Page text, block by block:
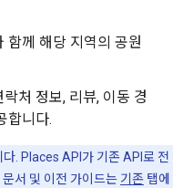
함께 해당 지역의 공원
처 정보, 리뷰, 이동 경
합니다.
. Places API가 기존 API로 전
서 및 이전 가이드는 기존 탭에